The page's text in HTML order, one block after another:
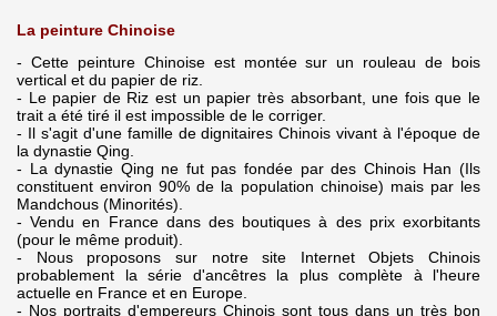
La peinture Chinoise
- Cette peinture Chinoise est montée sur un rouleau de bois
vertical et du papier de riz.
- Le papier de Riz est un papier très absorbant, une fois que le
trait a été tiré il est impossible de le corriger.
- Il s'agit d'une famille de dignitaires Chinois vivant à l'époque de
la dynastie Qing.
- La dynastie Qing ne fut pas fondée par des Chinois Han (Ils
constituent environ 90% de la population chinoise) mais par les
Mandchous (Minorités).
- Vendu en France dans des boutiques à des prix exorbitants
(pour le même produit).
- Nous proposons sur notre site Internet Objets Chinois
probablement la série d'ancêtres la plus complète à l'heure
actuelle en France et en Europe.
- Nos portraits d'empereurs Chinois sont tous dans un très bon